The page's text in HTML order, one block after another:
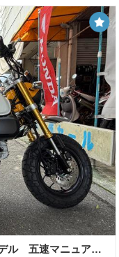
ホンダ モンキー１２５ ２０２６年モデル 五速マニュアル ＡＢＳ ＬＥＤヘッドライト チェック柄シート